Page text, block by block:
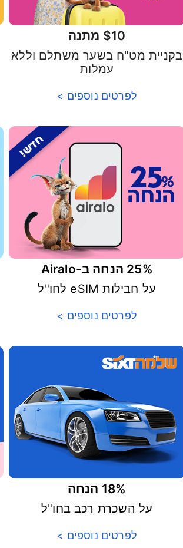
$10 מתנה
בקניית מט"ח בשער משתלם וללא
עמלות
לפרטים נוספים >
25% הנחה ב-Airalo
על חבילות eSIM לחו"ל
לפרטים נוספים >
18% הנחה
על השכרת רכב בחו"ל
לפרטים נוספים >